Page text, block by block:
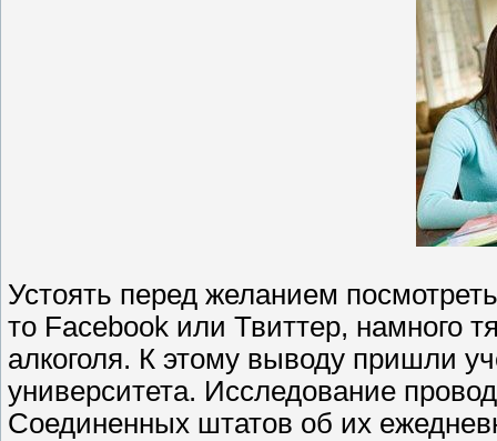
Устоять перед желанием
то Facebook или Твиттер, намного
алкоголя. К этому выводу пришли
университета. Исследование
Соединенных штатов об их